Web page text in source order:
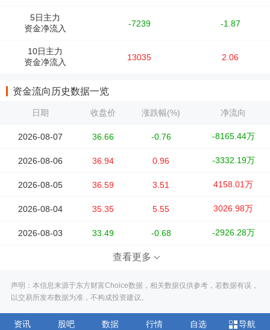
5日主力
资金净流入
-7239 -1.87
10日主力
资金净流入
13035 2.06
资金流向历史数据一览
日期 收盘价 涨跌幅(%) 净流向
2026-08-07 36.66 -0.76 -8165.44万
2026-08-06 36.94 0.96 -3332.19万
2026-08-05 36.59 3.51 4158.01万
2026-08-04 35.35 5.55 3026.98万
2026-08-03 33.49 -0.68 -2926.28万
查看更多
声明：本信息来源于东方财富Choice数据，相关数据仅供参考，若数据有误，
以交易所发布数据为准，不构成投资建议。
资讯 股吧 数据 行情 自选 导航